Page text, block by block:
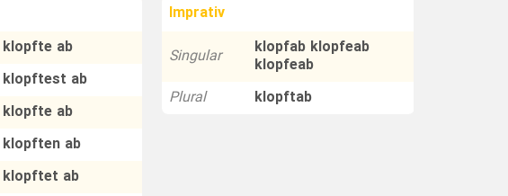
klopfte ab
klopftest ab
klopfte ab
klopften ab
klopftet ab
Imprativ
Singular
klopfab klopfeab
klopfeab
Plural
klopftab